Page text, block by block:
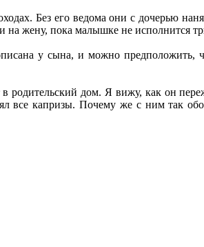
Без его ведома они с дочерью
на жену, пока малышке не исполнится
у сына, и можно предположить,
родительский дом. Я вижу, как он
все капризы. Почему же с ним так